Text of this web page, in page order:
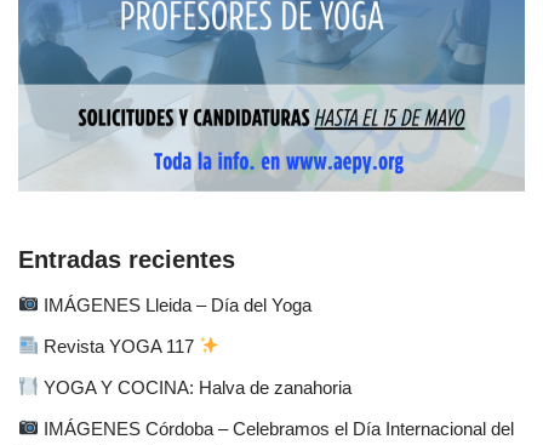
Entradas recientes
IMÁGENES Lleida – Día del Yoga
Revista YOGA 117
YOGA Y COCINA: Halva de zanahoria
IMÁGENES Córdoba – Celebramos el Día Internacional del